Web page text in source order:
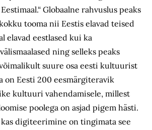
Globaalne rahvuslus peaks
tooma nii Eestis elavad teised
elavad eestlased kui ka
ning selleks peaks
suure osa eesti kultuurist
on Eesti 200 eesmärgiteravik
kultuuri vahendamisele, millest
poolega on asjad pigem hästi.
digiteerimine on tingimata see